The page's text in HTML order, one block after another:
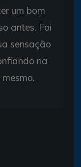
um bom
antes. Foi
sensação
na